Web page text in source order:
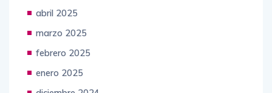
abril 2025
marzo 2025
febrero 2025
enero 2025